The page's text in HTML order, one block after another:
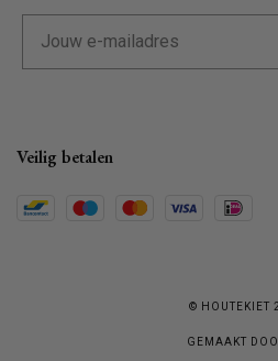
Veilig betalen
© HOUTEKIET
GEMAAKT